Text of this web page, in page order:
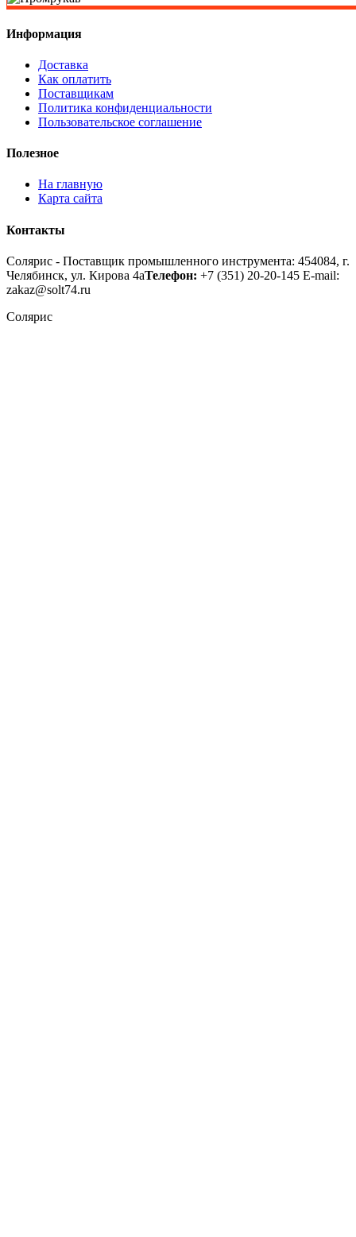
Информация
Доставка
Как оплатить
Поставщикам
Политика конфиденциальности
Пользовательское соглашение
Полезное
На главную
Карта сайта
Контакты
Солярис - Поставщик промышленного инструмента: 454084, г.
Челябинск, ул. Кирова 4аТелефон: +7 (351) 20-20-145 E-mail:
zakaz@solt74.ru
Солярис